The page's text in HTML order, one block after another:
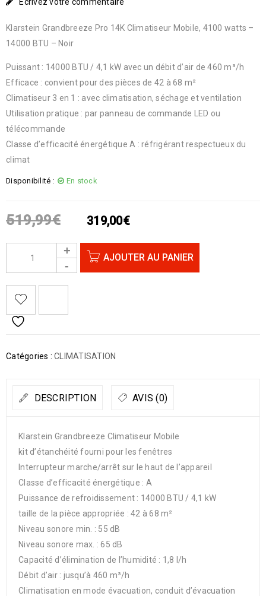
Klarstein Grandbreeze Pro 14K Climatiseur Mobile, 4100 watts –
14000 BTU – Noir
Puissant : 14000 BTU / 4,1 kW avec un débit d’air de 460 m³/h
Efficace : convient pour des pièces de 42 à 68 m²
Climatiseur 3 en 1 : avec climatisation, séchage et ventilation
Utilisation pratique : par panneau de commande LED ou
télécommande
Classe d’efficacité énergétique A : réfrigérant respectueux du
climat
Disponibilité : En stock
519,99€ 319,00€
AJOUTER AU PANIER
Catégories : CLIMATISATION
DESCRIPTION AVIS (0)
Klarstein Grandbreeze Climatiseur Mobile
kit d’étanchéité fourni pour les fenêtres
Interrupteur marche/arrêt sur le haut de l’appareil
Classe d’efficacité énergétique : A
Puissance de refroidissement : 14000 BTU / 4,1 kW
taille de la pièce appropriée : 42 à 68 m²
Niveau sonore min. : 55 dB
Niveau sonore max. : 65 dB
Capacité d’élimination de l’humidité : 1,8 l/h
Débit d’air : jusqu’à 460 m³/h
Climatisation en mode évacuation, conduit d’évacuation